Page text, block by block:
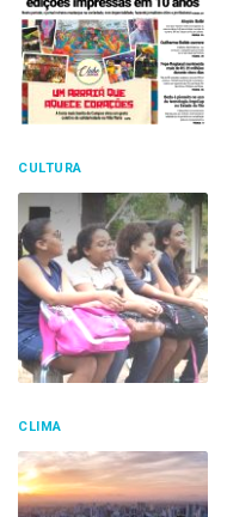
CULTURA
CLIMA